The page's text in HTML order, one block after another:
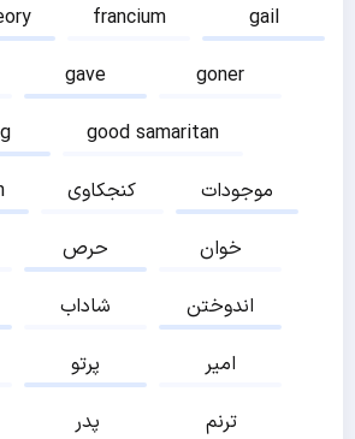
francium
gail
gave
goner
good samaritan
کنجکاوی
موجودات
حرص
خوان
شاداب
اندوختن
پرتو
امیر
پدر
ترنم